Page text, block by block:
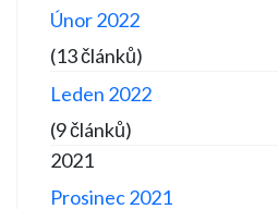
Únor 2022
(13 článků)
Leden 2022
(9 článků)
2021
Prosinec 2021